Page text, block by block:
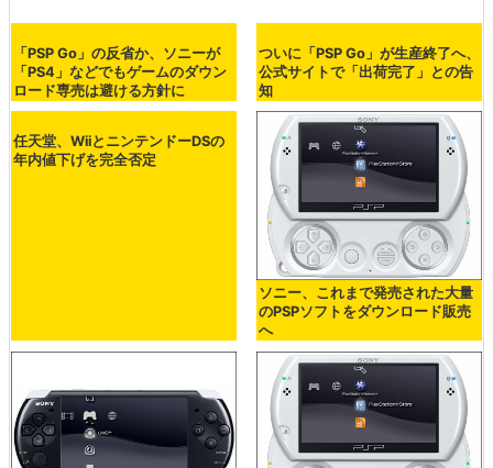
「PSP Go」の反省か、ソニーが
「PS4」などでもゲームのダウン
ロード専売は避ける方針に
ついに「PSP Go」が生産終了へ、
公式サイトで「出荷完了」との告
知
任天堂、WiiとニンテンドーDSの
年内値下げを完全否定
ソニー、これまで発売された大量
のPSPソフトをダウンロード販売
へ